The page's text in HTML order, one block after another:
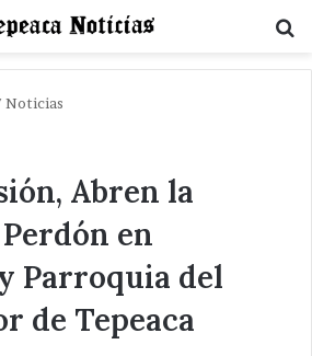
Noticias
Abren la
en
Parroquia del
de Tepeaca